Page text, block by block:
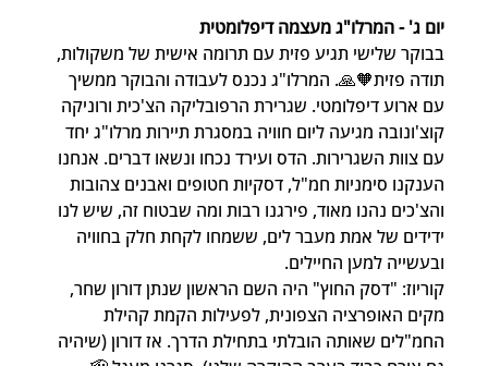
יום ג' - המרלו"ג מעצמה דיפלומטית
בבוקר שלישי תגיע פזית עם תרומה אישית של משקולות,
תודה פזית🧡🙏. המרלו"ג נכנס לעבודה והבוקר ממשיך
עם ארוע דיפלומטי. שגרירת הרפובליקה הצ'כית ורוניקה
קוצ'ונובה מגיעה ליום חוויה במסגרת תיירות מרלו"ג יחד
עם צוות השגרירות. הדס ועירד נכחו ונשאו דברים. אנחנו
הענקנו סימניות חמ"ל, דסקיות חטופים ואבנים צהובות
והצ'כים נהנו מאוד, פירגנו רבות ומה שבטוח זה, שיש לנו
ידידים של אמת מעבר לים, ששמחו לקחת חלק בחוויה
ובעשייה למען החיילים.
קוריוז: "דסק החוץ" היה השם הראשון שנתן דורון שחר,
מקים האופרציה הצפונית, לפעילות הקמת קהילת
החמ"לים שאותה הובלתי בתחילת הדרך. אז דורון (שיהיה